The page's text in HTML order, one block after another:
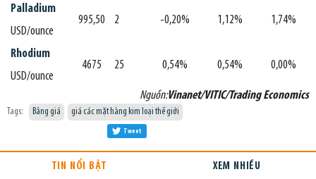
Palladium
USD/ounce
995,50 2 -0,20% 1,12% 1,74%
Rhodium
USD/ounce
4675 25 0,54% 0,54% 0,00%
Nguồn:Vinanet/VITIC/Trading Economics
Tags: Bảng giá giá các mặt hàng kim loại thế giới
Tweet
TIN NỔI BẬT XEM NHIỀU